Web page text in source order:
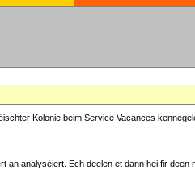
Kolonie beim Service Vacances
an analyséiert. Ech deelen et dann hei fir deen